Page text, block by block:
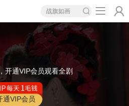
战旗如画
开通VIP会员观看全剧
通VIP会员